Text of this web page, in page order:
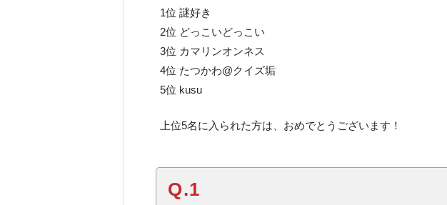
1位 謎好き
2位 どっこいどっこい
3位 カマリンオンネス
4位 たつかわ@クイズ垢
5位 kusu
上位5名に入られた方は、おめでとうございます！
Q.1